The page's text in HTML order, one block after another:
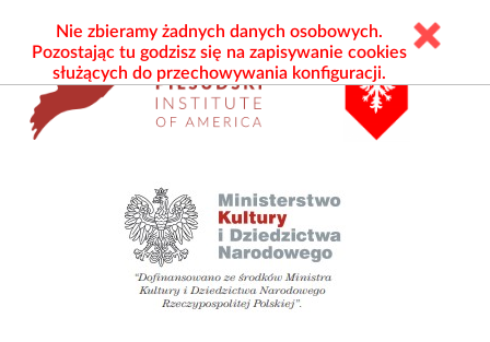
Nie zbieramy żadnych danych osobowych.
Pozostając tu godzisz się na zapisywanie cookies
służących do przechowywania konfiguracji.